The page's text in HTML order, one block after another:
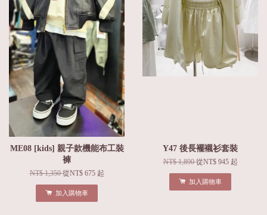
ME08 [kids] 親子款機能布工裝
褲
NT$ 1,350從NT$ 675 起
加入購物車
Y47 後長襬襯衫套裝
NT$ 1,890從NT$ 945 起
加入購物車